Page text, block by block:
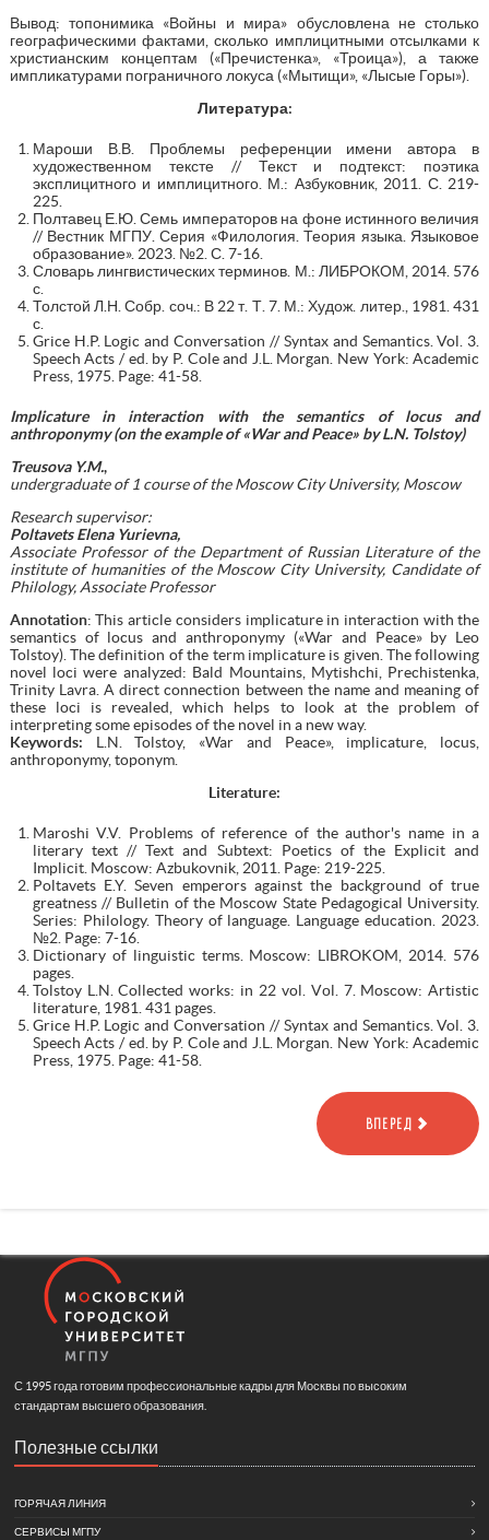
Вывод: топонимика «Войны и мира» обусловлена не столько
географическими фактами, сколько имплицитными отсылками к
христианским концептам («Пречистенка», «Троица»), а также
импликатурами пограничного локуса («Мытищи», «Лысые Горы»).
Литература:
Мароши В.В. Проблемы референции имени автора в
художественном тексте // Текст и подтекст: поэтика
эксплицитного и имплицитного. М.: Азбуковник, 2011. С. 219-
225.
Полтавец Е.Ю. Семь императоров на фоне истинного величия
// Вестник МГПУ. Серия «Филология. Теория языка. Языковое
образование». 2023. №2. С. 7-16.
Словарь лингвистических терминов. М.: ЛИБРОКОМ, 2014. 576
с.
Толстой Л.Н. Собр. соч.: В 22 т. Т. 7. М.: Худож. литер., 1981. 431
с.
Grice H.P. Logic and Conversation // Syntax and Semantics. Vol. 3.
Speech Acts / ed. by P. Cole and J.L. Morgan. New York: Academic
Press, 1975. Page: 41-58.
Implicature in interaction with the semantics of locus and
anthroponymy (on the example of «War and Peace» by L.N. Tolstoy)
Treusova Y.M.,
undergraduate of 1 course of the Moscow City University, Moscow
Research supervisor:
Poltavets Elena Yurievna,
Associate Professor of the Department of Russian Literature of the
institute of humanities of the Moscow City University, Candidate of
Philology, Associate Professor
Annotation: This article considers implicature in interaction with the
semantics of locus and anthroponymy («War and Peace» by Leo
Tolstoy). The definition of the term implicature is given. The following
novel loci were analyzed: Bald Mountains, Mytishchi, Prechistenka,
Trinity Lavra. A direct connection between the name and meaning of
these loci is revealed, which helps to look at the problem of
interpreting some episodes of the novel in a new way.
Keywords: L.N. Tolstoy, «War and Peace», implicature, locus,
anthroponymy, toponym.
Literature:
Maroshi V.V. Problems of reference of the author's name in a
literary text // Text and Subtext: Poetics of the Explicit and
Implicit. Moscow: Azbukovnik, 2011. Page: 219-225.
Poltavets E.Y. Seven emperors against the background of true
greatness // Bulletin of the Moscow State Pedagogical University.
Series: Philology. Theory of language. Language education. 2023.
№2. Page: 7-16.
Dictionary of linguistic terms. Moscow: LIBROKOM, 2014. 576
pages.
Tolstoy L.N. Collected works: in 22 vol. Vоl. 7. Moscow: Artistic
literature, 1981. 431 pages.
Grice H.P. Logic and Conversation // Syntax and Semantics. Vol. 3.
Speech Acts / ed. by P. Cole and J.L. Morgan. New York: Academic
Press, 1975. Page: 41-58.
ВПЕРЕД
С 1995 года готовим профессиональные кадры для Москвы по высоким
стандартам высшего образования.
Полезные ссылки
ГОРЯЧАЯ ЛИНИЯ
СЕРВИСЫ МГПУ